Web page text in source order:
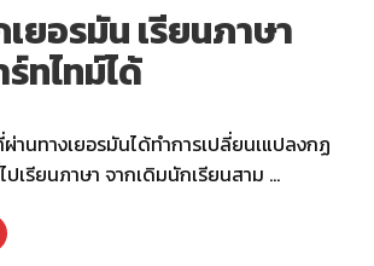
ยอรมัน เรียนภาษา
ทไทม์ได้
านทางเยอรมันได้ทำการเปลี่ยนเแปลงกฏ
เรียนภาษา จากเดิมนักเรียนสาม …